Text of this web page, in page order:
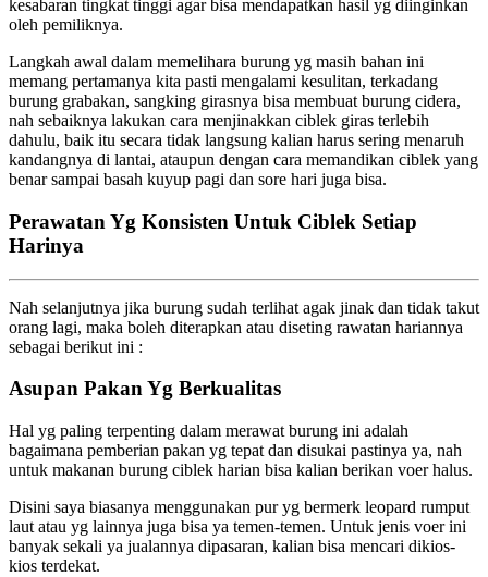
kesabaran tingkat tinggi agar bisa mendapatkan hasil yg diinginkan
oleh pemiliknya.
Langkah awal dalam memelihara burung yg masih bahan ini
memang pertamanya kita pasti mengalami kesulitan, terkadang
burung grabakan, sangking girasnya bisa membuat burung cidera,
nah sebaiknya lakukan cara menjinakkan ciblek giras terlebih
dahulu, baik itu secara tidak langsung kalian harus sering menaruh
kandangnya di lantai, ataupun dengan cara memandikan ciblek yang
benar sampai basah kuyup pagi dan sore hari juga bisa.
Perawatan Yg Konsisten Untuk Ciblek Setiap
Harinya
Nah selanjutnya jika burung sudah terlihat agak jinak dan tidak takut
orang lagi, maka boleh diterapkan atau diseting rawatan hariannya
sebagai berikut ini :
Asupan Pakan Yg Berkualitas
Hal yg paling terpenting dalam merawat burung ini adalah
bagaimana pemberian pakan yg tepat dan disukai pastinya ya, nah
untuk makanan burung ciblek harian bisa kalian berikan voer halus.
Disini saya biasanya menggunakan pur yg bermerk leopard rumput
laut atau yg lainnya juga bisa ya temen-temen. Untuk jenis voer ini
banyak sekali ya jualannya dipasaran, kalian bisa mencari dikios-
kios terdekat.